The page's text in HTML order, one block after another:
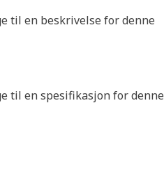
til en beskrivelse for denne
til en spesifikasjon for denne